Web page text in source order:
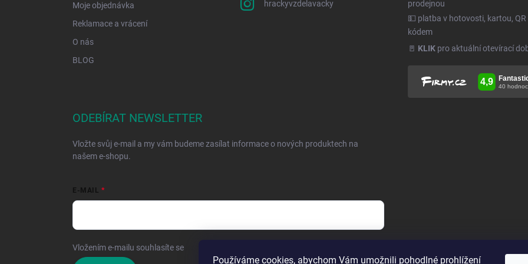
Používáme cookies, abychom Vám umožnili pohodlné prohlížení
Moje objednávka
Reklamace a vrácení
O nás
BLOG
hrackyvzdelavacky
prodejnou
💵 platba v hotovosti, kartou, QR
kódem
🚪 KLIK pro aktuální otevírací
ODEBÍRAT NEWSLETTER
Vložte svůj e-mail a my vám budeme zasílat informace o nových produktech na
našem e-shopu.
E-MAIL
Vložením e-mailu souhlasíte se